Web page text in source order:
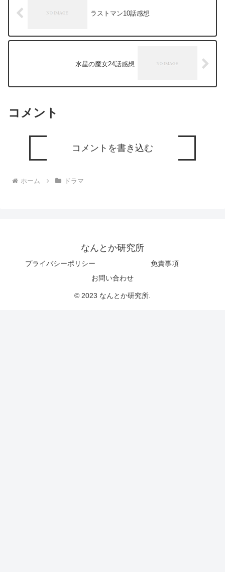
ラストマン10話感想
水星の魔女24話感想
コメント
コメントを書き込む
ホーム ドラマ
なんとか研究所
プライバシーポリシー
免責事項
お問い合わせ
© 2023 なんとか研究所.